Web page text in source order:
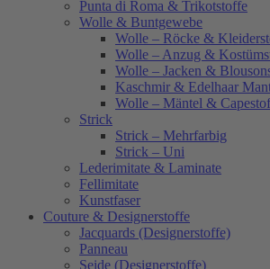
Punta di Roma & Trikotstoffe
Wolle & Buntgewebe
Wolle – Röcke &
Wolle – Anzug &
Wolle – Jacken &
Kaschmir & Edelhaar
Wolle – Mäntel &
Strick
Strick – Mehrfarbig
Strick – Uni
Lederimitate & Laminate
Fellimitate
Kunstfaser
Couture & Designerstoffe
Jacquards (Designerstoffe)
Panneau
Seide (Designerstoffe)